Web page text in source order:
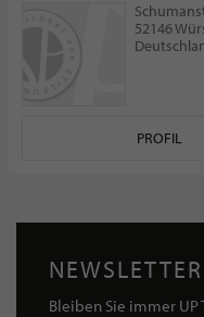
52146
PROFIL
NEWSLETTER
Bleiben Sie immer UP